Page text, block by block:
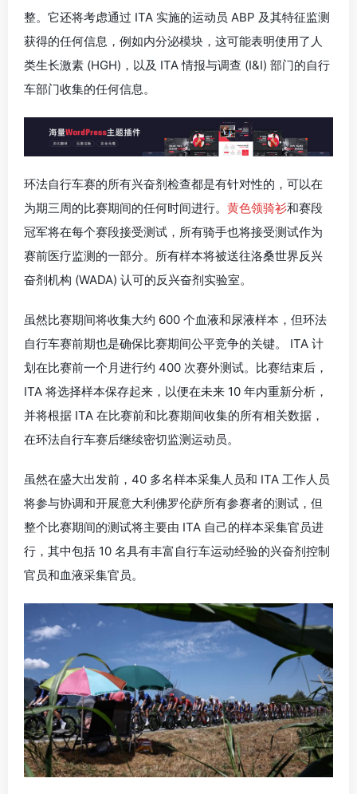
整。它还将考虑通过 ITA 实施的运动员 ABP 及其特征监测
获得的任何信息，例如内分泌模块，这可能表明使用了人
类生长激素 (HGH)，以及 ITA 情报与调查 (I&I) 部门的自行
车部门收集的任何信息。
环法自行车赛的所有兴奋剂检查都是有针对性的，可以在
为期三周的比赛期间的任何时间进行。 黄色领骑衫和赛段
冠军将在每个赛段接受测试，所有骑手也将接受测试作为
赛前医疗监测的一部分。所有样本将被送往洛桑世界反兴
奋剂机构 (WADA) 认可的反兴奋剂实验室。
虽然比赛期间将收集大约 600 个血液和尿液样本，但环法
自行车赛前期也是确保比赛期间公平竞争的关键。 ITA 计
划在比赛前一个月进行约 400 次赛外测试。比赛结束后，
ITA 将选择样本保存起来，以便在未来 10 年内重新分析，
并将根据 ITA 在比赛前和比赛期间收集的所有相关数据，
在环法自行车赛后继续密切监测运动员。
虽然在盛大出发前，40 多名样本采集人员和 ITA 工作人员
将参与协调和开展意大利佛罗伦萨所有参赛者的测试，但
整个比赛期间的测试将主要由 ITA 自己的样本采集官员进
行，其中包括 10 名具有丰富自行车运动经验的兴奋剂控制
官员和血液采集官员。